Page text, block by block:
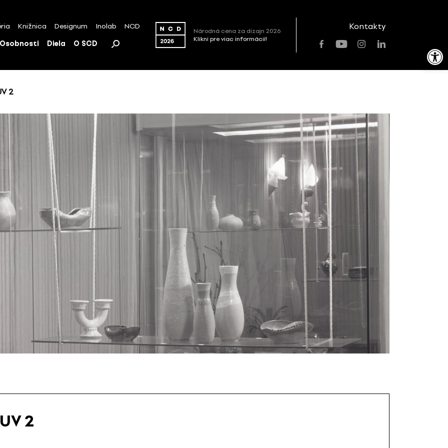
Open toolbar
Knižnica Designum Inolab NCD
Osobnosti Diela O SCD
Národná cena za dizajn 2026
Klikni pre viac informácií!
Kontakty
2
2